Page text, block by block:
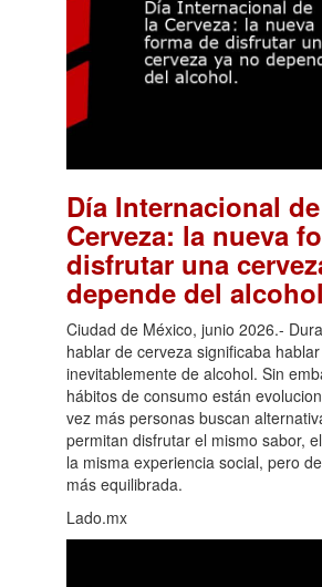
Día Internacional
Cerveza: la nueva
disfrutar una
depende del
Ciudad de México, junio 2026.-
hablar de cerveza significaba hablar
inevitablemente de alcohol. Sin
hábitos de consumo están
vez más personas buscan
permitan disfrutar el mismo sabor,
la misma experiencia social, pero
más equilibrada.
Lado.mx